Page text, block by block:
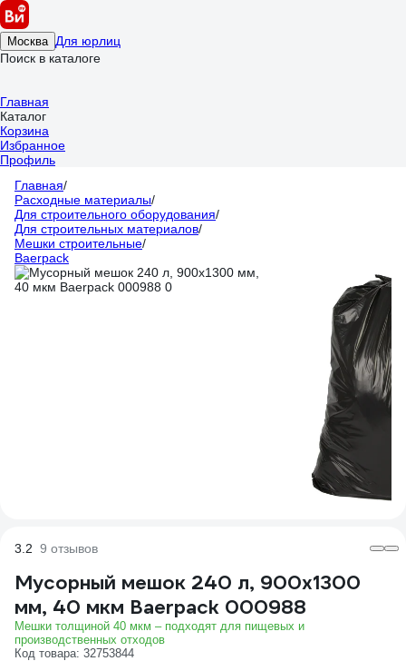
Москва Для юрлиц
Поиск в каталоге
Главная
Каталог
Корзина
Избранное
Профиль
Главная/
Расходные материалы/
Для строительного оборудования/
Для строительных материалов/
Мешки строительные/
Baerpack
3.2 9 отзывов
Мусорный мешок 240 л, 900x1300
мм, 40 мкм Baerpack 000988
Мешки толщиной 40 мкм – подходят для пищевых и
производственных отходов
Код товара: 32753844